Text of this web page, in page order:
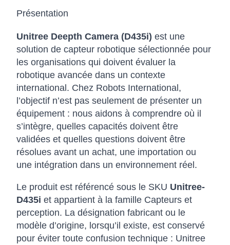
Présentation
Unitree Deepth Camera (D435i) est une
solution de capteur robotique sélectionnée pour
les organisations qui doivent évaluer la
robotique avancée dans un contexte
international. Chez Robots International,
l’objectif n’est pas seulement de présenter un
équipement : nous aidons à comprendre où il
s’intègre, quelles capacités doivent être
validées et quelles questions doivent être
résolues avant un achat, une importation ou
une intégration dans un environnement réel.
Le produit est référencé sous le SKU Unitree-
D435i et appartient à la famille Capteurs et
perception. La désignation fabricant ou le
modèle d’origine, lorsqu’il existe, est conservé
pour éviter toute confusion technique : Unitree